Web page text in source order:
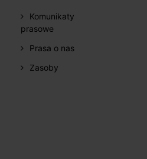
Komunikaty
prasowe
Prasa o nas
Zasoby